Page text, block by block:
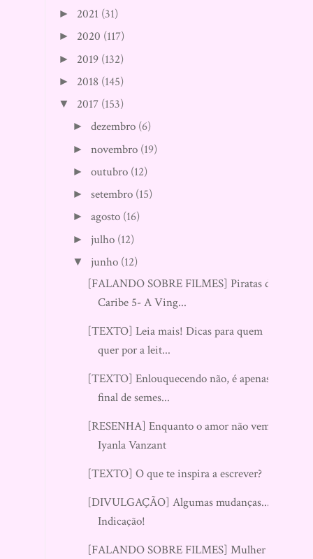
► 2021 (31)
► 2020 (117)
► 2019 (132)
► 2018 (145)
▼ 2017 (153)
►dezembro (6)
►novembro (19)
►outubro (12)
►setembro (15)
►agosto (16)
► julho (12)
▼ junho (12)
[FALANDO SOBRE FILMES] Piratas do
Caribe 5- A Ving...
[TEXTO] Leia mais! Dicas para quem
quer por a leit...
[TEXTO] Enlouquecendo não, é apenas
final de semes...
[RESENHA] Enquanto o amor não vem –
Iyanla Vanzant
[TEXTO] O que te inspira a escrever?
[DIVULGAÇÃO] Algumas mudanças... e
Indicação!
[FALANDO SOBRE FILMES] Mulher